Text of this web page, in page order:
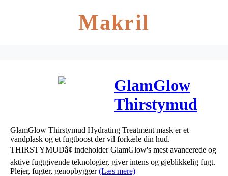
Makril
GlamGlow
Thirstymud
Hydrating
Treatment
Mask 50 gr.
GlamGlow Thirstymud Hydrating Treatment mask er et
vandplask og et fugtboost der vil forkæle din hud.
THIRSTYMUDâ¢ indeholder GlamGlow's mest avancerede og
aktive fugtgivende teknologier, giver intens og øjeblikkelig fugt.
Plejer, fugter, genopbygger(Læs mere)